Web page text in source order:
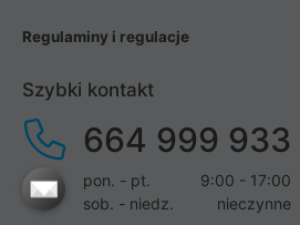
Regulaminy i regulacje
Szybki kontakt
664 999 933
pon. - pt.
9:00 - 17:00
sob. - niedz.
nieczynne